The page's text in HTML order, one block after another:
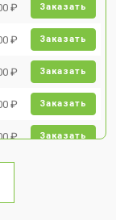
₽ Заказать
₽ Заказать
₽ Заказать
₽ Заказать
₽ Заказать
₽